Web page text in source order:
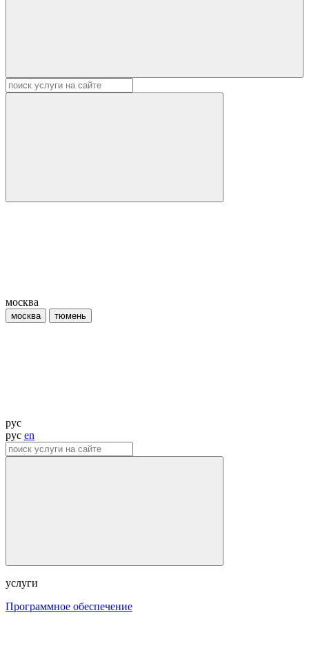
москва
москва тюмень
рус
рус en
услуги
Программное обеспечение